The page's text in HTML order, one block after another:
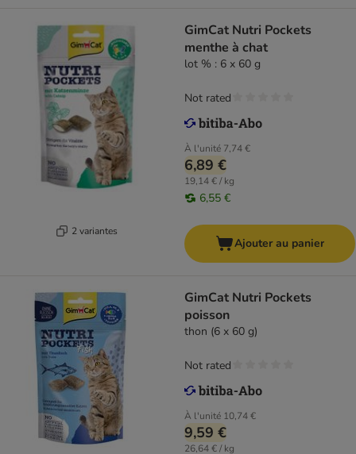
2 variantes
GimCat Nutri Pockets
menthe à chat
lot % : 6 x 60 g
À l'unité 7,74 €
6,89 €
19,14 € / kg
6,55 €
Not rated
Ajouter au panier
GimCat Nutri Pockets
poisson
thon (6 x 60 g)
À l'unité 10,74 €
9,59 €
26,64 € / kg
Not rated